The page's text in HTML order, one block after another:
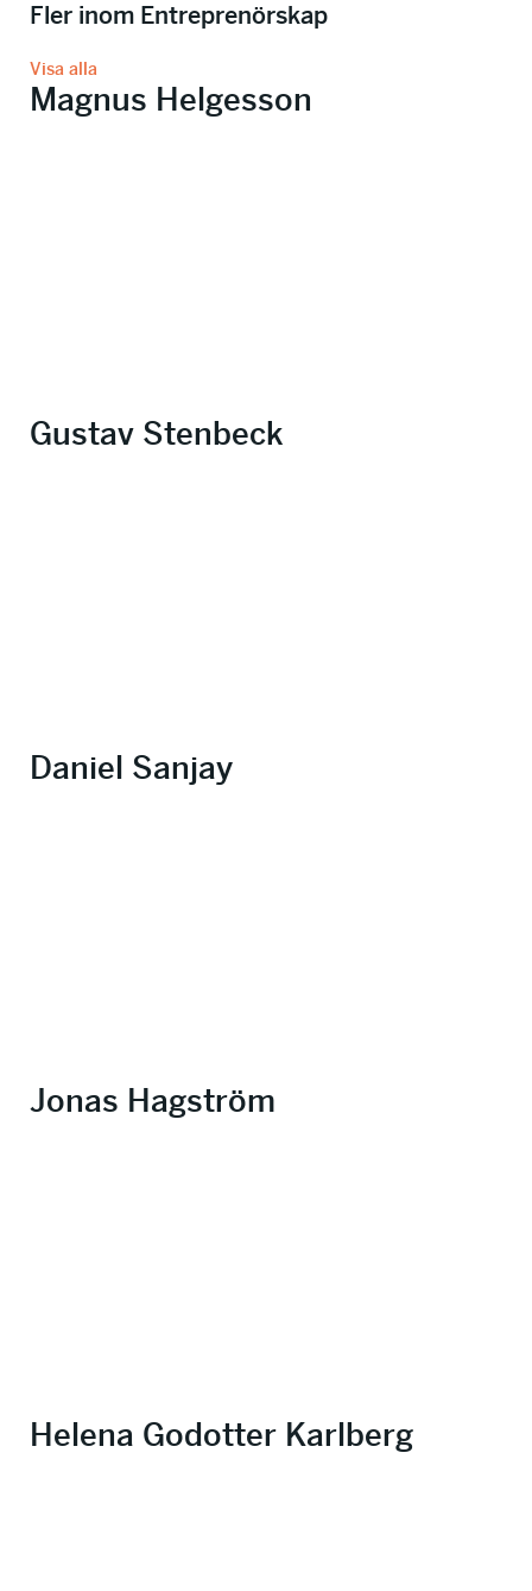
Fler inom Entreprenörskap
Visa alla
Magnus Helgesson
Gustav Stenbeck
Daniel Sanjay
Jonas Hagström
Helena Godotter Karlberg